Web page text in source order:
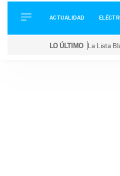
ELÉCTRICOS
CONDUCIR
ACTUALIDAD
LO ÚLTIMO La Lista